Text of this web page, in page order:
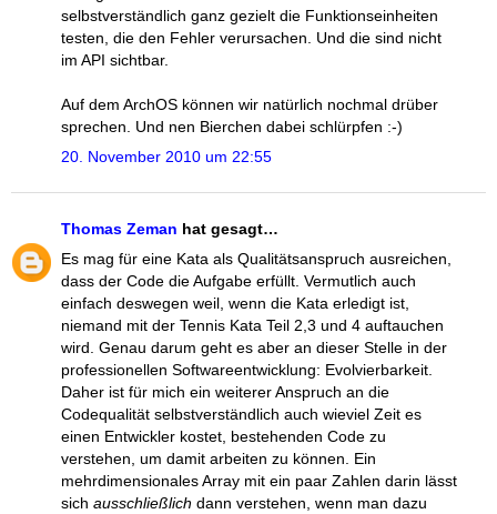
selbstverständlich ganz gezielt die Funktionseinheiten
testen, die den Fehler verursachen. Und die sind nicht
im API sichtbar.
Auf dem ArchOS können wir natürlich nochmal drüber
sprechen. Und nen Bierchen dabei schlürpfen :-)
20. November 2010 um 22:55
Thomas Zeman hat gesagt…
Es mag für eine Kata als Qualitätsanspruch ausreichen,
dass der Code die Aufgabe erfüllt. Vermutlich auch
einfach deswegen weil, wenn die Kata erledigt ist,
niemand mit der Tennis Kata Teil 2,3 und 4 auftauchen
wird. Genau darum geht es aber an dieser Stelle in der
professionellen Softwareentwicklung: Evolvierbarkeit.
Daher ist für mich ein weiterer Anspruch an die
Codequalität selbstverständlich auch wieviel Zeit es
einen Entwickler kostet, bestehenden Code zu
verstehen, um damit arbeiten zu können. Ein
mehrdimensionales Array mit ein paar Zahlen darin lässt
sich ausschließlich dann verstehen, wenn man dazu